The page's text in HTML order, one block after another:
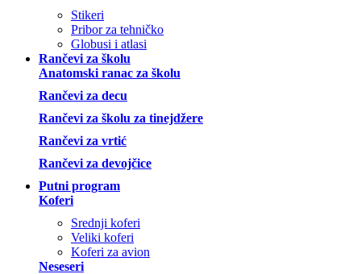
Stikeri
Pribor za tehničko
Globusi i atlasi
Rančevi za školu
Anatomski ranac za školu
Rančevi za decu
Rančevi za školu za tinejdžere
Rančevi za vrtić
Rančevi za devojčice
Putni program
Koferi
Srednji koferi
Veliki koferi
Koferi za avion
Neseseri